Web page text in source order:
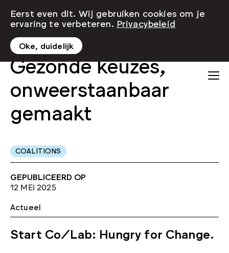
Gezonde keuzes,
onweerstaanbaar
gemaakt
COALITIONS
GEPUBLICEERD OP
12 MEI 2025
Actueel
Start Co/Lab: Hungry for Change.
Eerst even dit. Wij gebruiken cookies om je
ervaring te verbeteren. Privacybeleid
Oke, duidelijk